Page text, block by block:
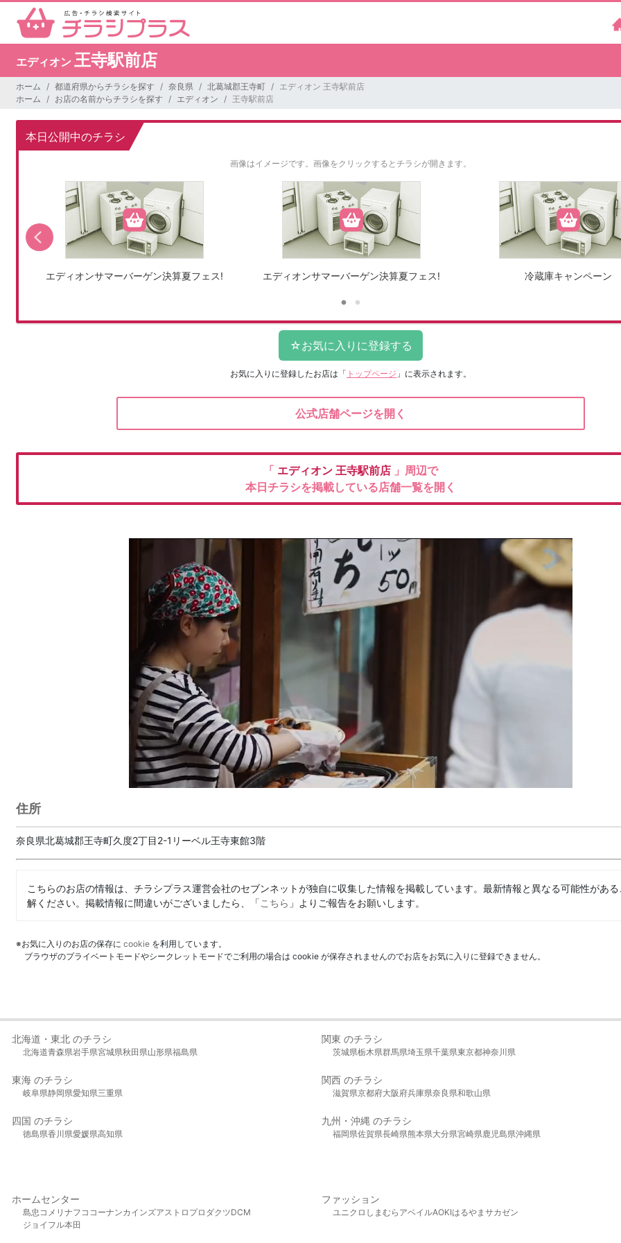
エディオン 王寺駅前店
ホーム 都道府県からチラシを探す 奈良県 北葛城郡王寺町
エディオン 王寺駅前店
ホーム
お店の名前からチラシを探す エディオン 王寺駅前店
本日公開中のチラシ
画像はイメージです。 画像をクリックするとチラシが開きます。
エディオンサマーバーゲン決算夏フェス! エディオンサマーバーゲン決算夏フェス! 冷蔵庫キャンペーン
お気に入りに登録したお店は 「 トップページ 」に表示されます。
公式店舗ページを開く
「 エディオン 王寺駅前店 」周辺で
本日チラシを掲載している店舗一覧を開く
住所
奈良県北葛城郡王寺町久度2丁目2-1リーベル王寺東館3階
こちらのお店の情報は、チラシプラス運営会社のセブンネットが独自に収集した情報を掲載しています。最新情報と異なる可能性があ
解ください。掲載情報に間違いがございましたら、「こちら 」よりご報告をお願いします。
※お気に入りのお店の保存に cookie を利用しています。
ブラウザのプライベートモードやシークレットモードでご利用の場合は cookie が保存されませんのでお店をお気に入りに登録できません。
北海道・東北 のチラシ
北海道青森県岩手県宮城県秋田県山形県福島県
関東 のチラシ
茨城県栃木県群馬県埼玉県千葉県東京都神奈川県
東海 のチラシ
岐阜県静岡県愛知県三重県
関西 のチラシ
滋賀県京都府大阪府兵庫県奈良県和歌山県
四国 のチラシ
徳島県香川県愛媛県高知県
九州・沖縄 のチラシ
福岡県佐賀県長崎県熊本県大分県宮崎県鹿児島県沖縄県
ホームセンター
島忠 コメリ ナフコ コーナンカインズアストロプロダクツDCM
ジョイフル本田
ファッション
ユニクロ しまむら アベイルAOKIはるやま サカゼン